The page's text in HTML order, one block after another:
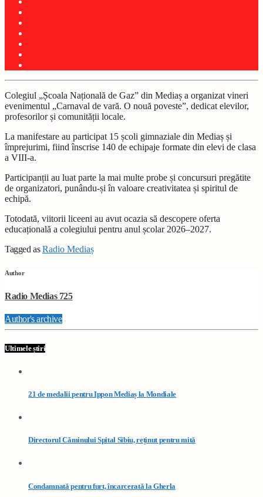
Colegiul „Școala Națională de Gaz” din Mediaș a organizat vineri
evenimentul „Carnaval de vară. O nouă poveste”, dedicat elevilor,
profesorilor și comunității locale.
La manifestare au participat 15 școli gimnaziale din Mediaș și
împrejurimi, fiind înscrise 140 de echipaje formate din elevi de clasa
a VIII-a.
Participanții au luat parte la mai multe probe și concursuri pregătite
de organizatori, punându-și în valoare creativitatea și spiritul de
echipă.
Totodată, viitorii liceeni au avut ocazia să descopere oferta
educațională a colegiului pentru anul școlar 2026–2027.
Tagged asRadio Mediaș
Author
Radio Medias 725
Author's archive
Ultimele știri
21 de medalii pentru Ippon Mediaș la Mondiale
Directorul Căminului Spital Sibiu, reținut pentru mită
Condamnată pentru furt, încarcerată la Gherla